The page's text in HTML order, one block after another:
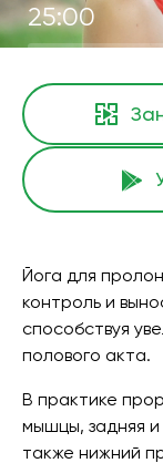
25:00
Йога для
контроль и
способствуя
полового акта.
В практике
мышцы, задняя
также нижний